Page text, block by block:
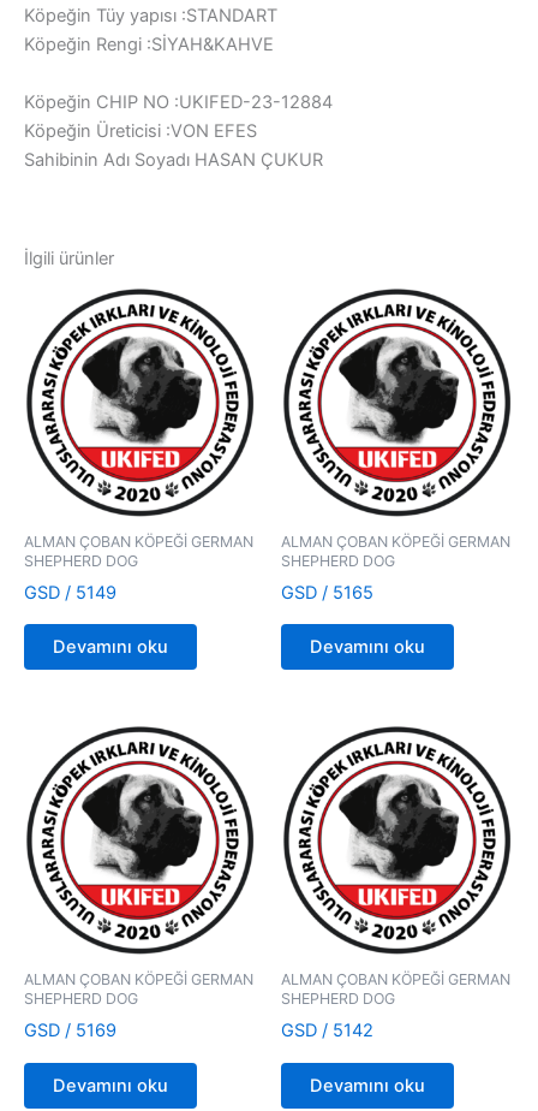
Köpeğin Tüy yapısı :STANDART
Köpeğin Rengi :SİYAH&KAHVE
Köpeğin CHIP NO :UKIFED-23-12884
Köpeğin Üreticisi :VON EFES
Sahibinin Adı Soyadı HASAN ÇUKUR
İlgili ürünler
ALMAN ÇOBAN KÖPEĞİ GERMAN
SHEPHERD DOG
GSD / 5149
Devamını oku
ALMAN ÇOBAN KÖPEĞİ GERMAN
SHEPHERD DOG
GSD / 5165
Devamını oku
ALMAN ÇOBAN KÖPEĞİ GERMAN
SHEPHERD DOG
GSD / 5169
Devamını oku
ALMAN ÇOBAN KÖPEĞİ GERMAN
SHEPHERD DOG
GSD / 5142
Devamını oku